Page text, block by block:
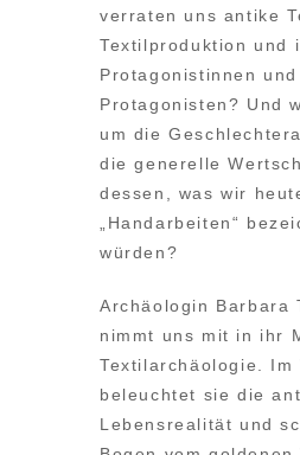
verraten uns antike
Textilproduktion und
Protagonistinnen und
Protagonisten? Und
um die
die generelle
dessen, was wir
„Handarbeiten“
würden?
Archäologin Barbara
nimmt uns mit in ihr
Textilarchäologie. Im
beleuchtet sie die
Lebensrealität und